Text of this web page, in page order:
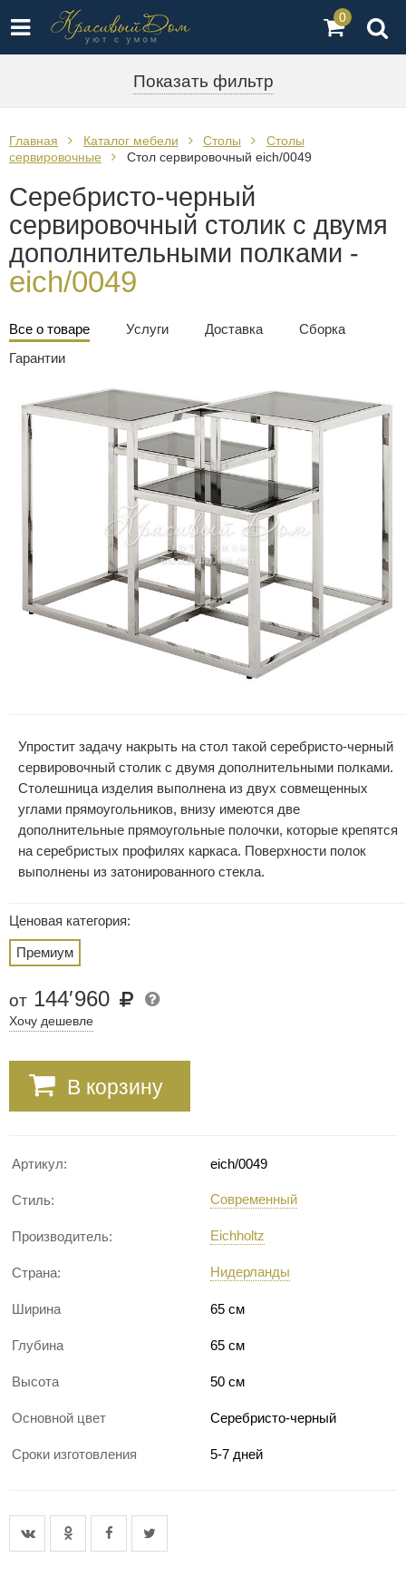
0
Показать фильтр
Главная Каталог мебели Столы
Столы
сервировочные
Стол сервировочный eich/0049
Серебристо-черный
сервировочный столик с двумя
дополнительными полками -
eich/0049
Все о товаре Услуги Доставка
Сборка
Гарантии
Упростит задачу накрыть на стол такой серебристо-черный
сервировочный столик с двумя дополнительными полками.
Столешница изделия выполнена из двух совмещенных
углами прямоугольников, внизу имеются две
дополнительные прямоугольные полочки, которые крепятся
на серебристых профилях каркаса. Поверхности полок
выполнены из затонированного стекла.
Ценовая категория:
Премиум
от 144′960
Хочу дешевле
В корзину
Артикул: eich/0049
Стиль: Современный
Производитель: Eichholtz
Страна: Нидерланды
Ширина 65 см
Глубина 65 см
Высота 50 см
Основной цвет Серебристо-черный
Сроки изготовления 5-7 дней